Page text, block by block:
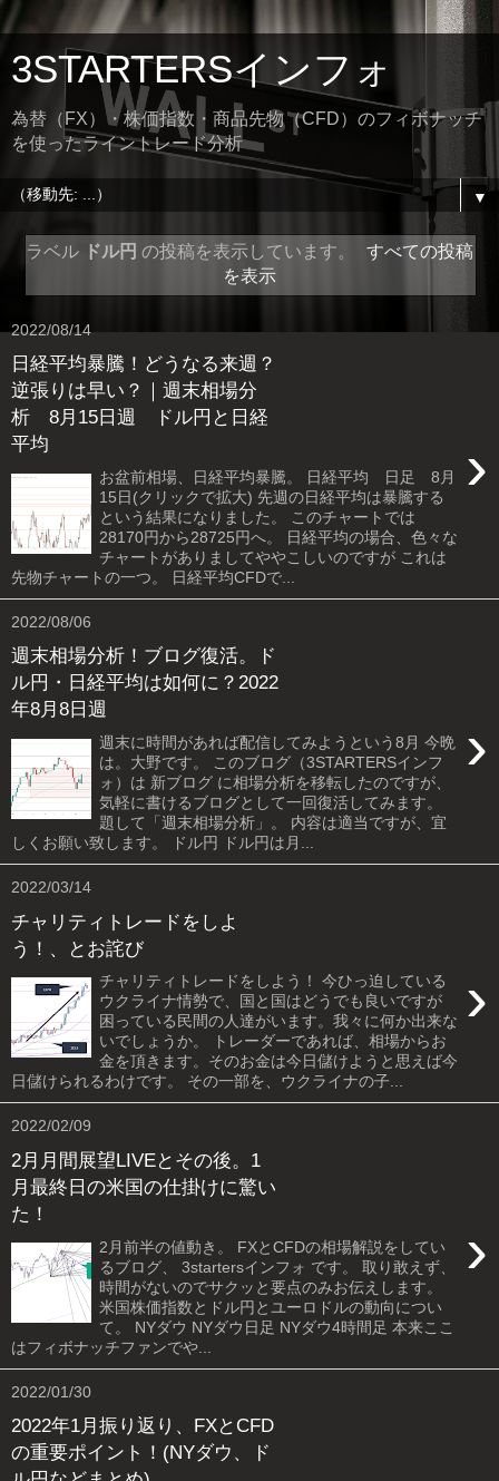
3STARTERSインフォ
為替（FX）・株価指数・商品先物（CFD）のフィボナッチ
を使ったライントレード分析
▼
ラベル ドル円 の投稿を表示しています。
すべての投稿
を表示
2022/08/14
日経平均暴騰！どうなる来週？
逆張りは早い？｜週末相場分
析 8月15日週 ドル円と日経
平均
›
お盆前相場、日経平均暴騰。 日経平均 日足 8月
15日(クリックで拡大) 先週の日経平均は暴騰する
という結果になりました。 このチャートでは
28170円から28725円へ。 日経平均の場合、色々な
チャートがありましてややこしいのですが これは
先物チャートの一つ。 日経平均CFDで...
2022/08/06
週末相場分析！ブログ復活。ド
ル円・日経平均は如何に？2022
年8月8日週
›
週末に時間があれば配信してみようという8月 今晩
は。大野です。 このブログ（3STARTERSインフ
ォ）は 新ブログ に相場分析を移転したのですが、
気軽に書けるブログとして一回復活してみます。
題して「週末相場分析」。 内容は適当ですが、宜
しくお願い致します。 ドル円 ドル円は月...
2022/03/14
チャリティトレードをしよ
う！、とお詫び
›
チャリティトレードをしよう！ 今ひっ迫している
ウクライナ情勢で、国と国はどうでも良いですが
困っている民間の人達がいます。我々に何か出来な
いでしょうか。 トレーダーであれば、相場からお
金を頂きます。そのお金は今日儲けようと思えば今
日儲けられるわけです。 その一部を、ウクライナの子...
2022/02/09
2月月間展望LIVEとその後。1
月最終日の米国の仕掛けに驚い
た！
›
2月前半の値動き。 FXとCFDの相場解説をしてい
るブログ、 3startersインフォ です。 取り敢えず、
時間がないのでサクッと要点のみお伝えします。
米国株価指数とドル円とユーロドルの動向につい
て。 NYダウ NYダウ日足 NYダウ4時間足 本来ここ
はフィボナッチファンでや...
2022/01/30
2022年1月振り返り、FXとCFD
の重要ポイント！(NYダウ、ド